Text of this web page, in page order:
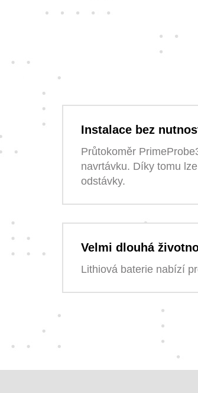
Instalace bez
Průtokoměr
navrtávku. Díky tomu
odstávky.
Velmi dlouhá
Lithiová baterie nabízí